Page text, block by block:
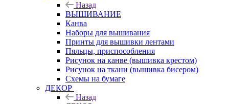
Назад
ВЫШИВАНИЕ
Канва
Наборы для вышивания
Принты для вышивки лентами
Пяльцы, приспособления
Рисунок на канве (вышивка крестом)
Рисунок на ткани (вышивка бисером)
Схемы на бумаге
ДЕКОР
Назад